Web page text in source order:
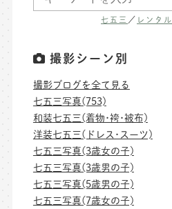
七五三 ／ レンタル
撮影シーン別
撮影ブログを全て見る
七五三写真(753)
和装七五三(着物･袴･被布)
洋装七五三(ドレス･スーツ)
七五三写真(3歳女の子)
七五三写真(3歳男の子)
七五三写真(5歳男の子)
七五三写真(7歳女の子)